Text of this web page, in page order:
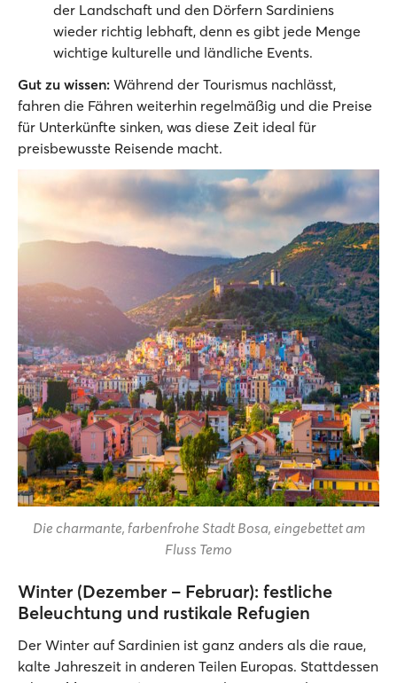
der Landschaft und den Dörfern Sardiniens
wieder richtig lebhaft, denn es gibt jede Menge
wichtige kulturelle und ländliche Events.
Gut zu wissen: Während der Tourismus nachlässt,
fahren die Fähren weiterhin regelmäßig und die Preise
für Unterkünfte sinken, was diese Zeit ideal für
preisbewusste Reisende macht.
Die charmante, farbenfrohe Stadt Bosa, eingebettet am
Fluss Temo
Winter (Dezember – Februar): festliche
Beleuchtung und rustikale Refugien
Der Winter auf Sardinien ist ganz anders als die raue,
kalte Jahreszeit in anderen Teilen Europas. Stattdessen